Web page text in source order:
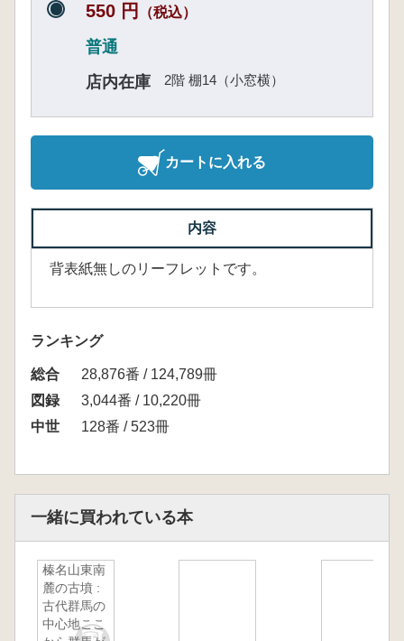
550 円 （税込）
普通
店内在庫
2階 棚14（小窓横）
カートに入れる
内容
背表紙無しのリーフレットです。
ランキング
総合
28,876番 / 124,789冊
図録
3,044番 / 10,220冊
中世
128番 / 523冊
一緒に買われている本
榛名山東南
麓の古墳 :
古代群馬の
中心地ここ